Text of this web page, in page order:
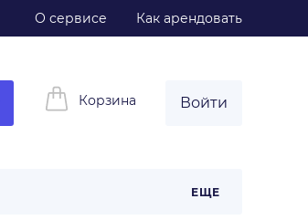
О сервисе Как арендовать
Корзина Войти
ЕЩЕ